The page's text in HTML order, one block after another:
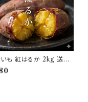
いも 紅はるか 2kg 送料
成 さつま芋 芋 サツマイ
味しい 箱買い 大量 安